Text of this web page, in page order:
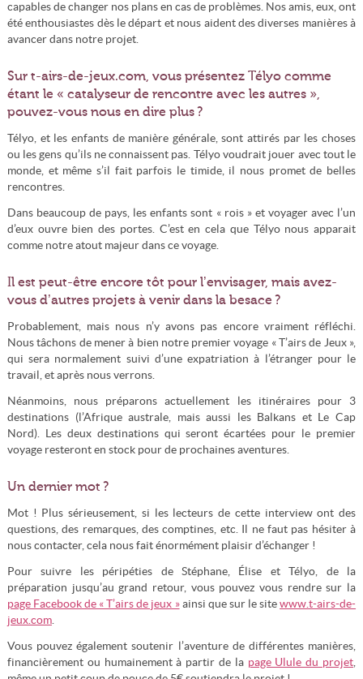
capables de changer nos plans en cas de problèmes. Nos amis, eux, ont
été enthousiastes dès le départ et nous aident des diverses manières à
avancer dans notre projet.
Sur t-airs-de-jeux.com, vous présentez Télyo comme
étant le « catalyseur de rencontre avec les autres »,
pouvez-vous nous en dire plus ?
Télyo, et les enfants de manière générale, sont attirés par les choses
ou les gens qu’ils ne connaissent pas. Télyo voudrait jouer avec tout le
monde, et même s’il fait parfois le timide, il nous promet de belles
rencontres.
Dans beaucoup de pays, les enfants sont « rois » et voyager avec l’un
d’eux ouvre bien des portes. C’est en cela que Télyo nous apparait
comme notre atout majeur dans ce voyage.
Il est peut-être encore tôt pour l’envisager, mais avez-
vous d’autres projets à venir dans la besace ?
Probablement, mais nous n’y avons pas encore vraiment réfléchi.
Nous tâchons de mener à bien notre premier voyage « T’airs de Jeux »,
qui sera normalement suivi d’une expatriation à l’étranger pour le
travail, et après nous verrons.
Néanmoins, nous préparons actuellement les itinéraires pour 3
destinations (l’Afrique australe, mais aussi les Balkans et Le Cap
Nord). Les deux destinations qui seront écartées pour le premier
voyage resteront en stock pour de prochaines aventures.
Un dernier mot ?
Mot ! Plus sérieusement, si les lecteurs de cette interview ont des
questions, des remarques, des comptines, etc. Il ne faut pas hésiter à
nous contacter, cela nous fait énormément plaisir d’échanger !
Pour suivre les péripéties de Stéphane, Élise et Télyo, de la
préparation jusqu’au grand retour, vous pouvez vous rendre sur la
page Facebook de « T’airs de jeux »ainsi que sur le sitewww.t-airs-de-
jeux.com.
Vous pouvez également soutenir l’aventure de différentes manières,
financièrement ou humainement à partir de la page Ulule du projet,